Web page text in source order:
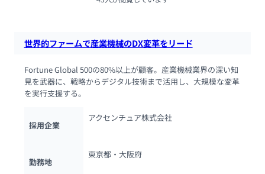
世界的ファームで産業機械のDX変革をリード
Fortune Global 500の80%以上が顧客。産業機械業界の深い知
見を武器に、戦略からデジタル技術まで活用し、大規模な変革
を実行支援する。
採用企業
アクセンチュア株式会社
勤務地
東京都・大阪府